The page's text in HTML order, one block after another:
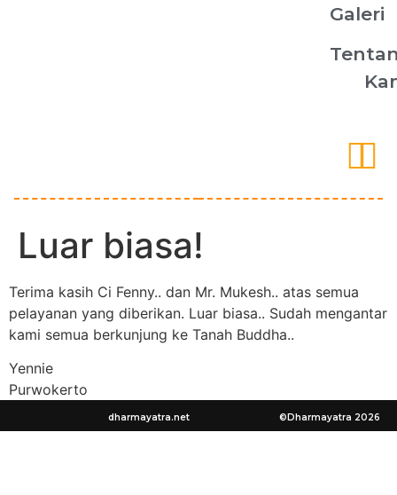
Galeri
Luar biasa!
Terima kasih Ci Fenny.. dan Mr. Mukesh.. atas semua
pelayanan yang diberikan. Luar biasa.. Sudah mengantar
kami semua berkunjung ke Tanah Buddha..
Yennie
Purwokerto
dharmayatra.net ©Dharmayatra 2026